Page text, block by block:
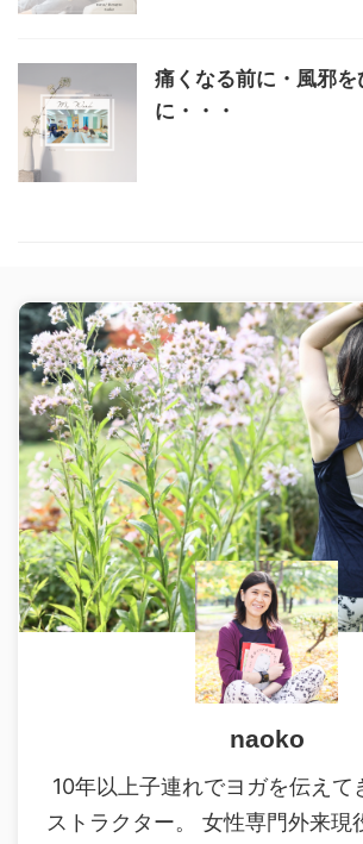
痛くなる前に・風邪を
に・・・
naoko
10年以上子連れでヨガを伝えて
ストラクター。 女性専門外来現